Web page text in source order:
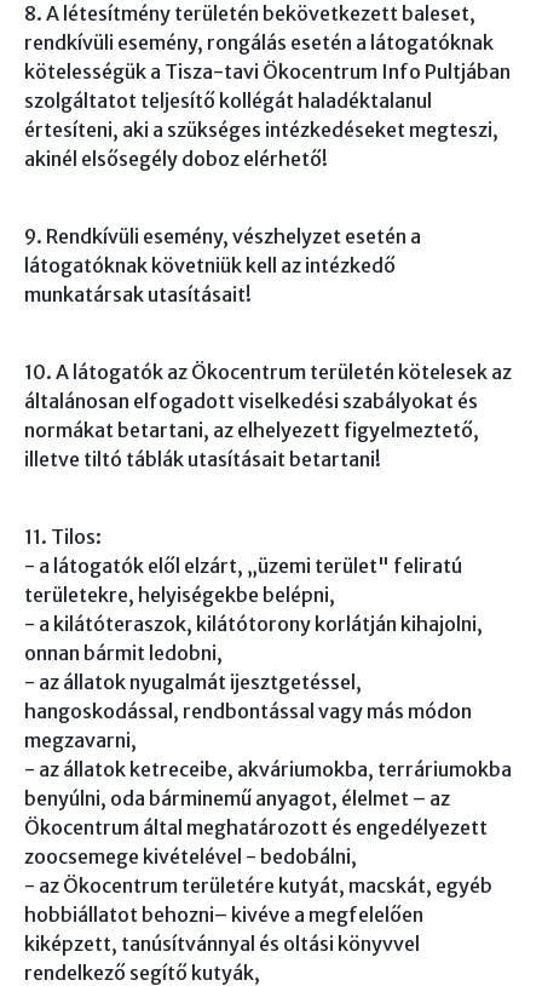
8. A létesítmény területén bekövetkezett baleset,
rendkívüli esemény, rongálás esetén a látogatóknak
kötelességük a Tisza-tavi Ökocentrum Info Pultjában
szolgáltatot teljesítő kollégát haladéktalanul
értesíteni, aki a szükséges intézkedéseket megteszi,
akinél elsősegély doboz elérhető!
9. Rendkívüli esemény, vészhelyzet esetén a
látogatóknak követniük kell az intézkedő
munkatársak utasításait!
10. A látogatók az Ökocentrum területén kötelesek az
általánosan elfogadott viselkedési szabályokat és
normákat betartani, az elhelyezett figyelmeztető,
illetve tiltó táblák utasításait betartani!
11. Tilos:
- a látogatók elől elzárt, „üzemi terület" feliratú
területekre, helyiségekbe belépni,
- a kilátóteraszok, kilátótorony korlátján kihajolni,
onnan bármit ledobni,
- az állatok nyugalmát ijesztgetéssel,
hangoskodással, rendbontással vagy más módon
megzavarni,
- az állatok ketreceibe, akváriumokba, terráriumokba
benyúlni, oda bárminemű anyagot, élelmet – az
Ökocentrum által meghatározott és engedélyezett
zoocsemege kivételével - bedobálni,
- az Ökocentrum területére kutyát, macskát, egyéb
hobbiállatot behozni– kivéve a megfelelően
kiképzett, tanúsítvánnyal és oltási könyvvel
rendelkező segítő kutyák,